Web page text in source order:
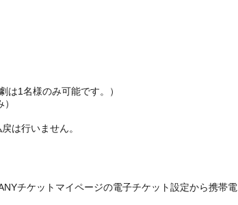
1名様のみ可能です。）
は行いません。
チケットマイページの電子チケット設定から携帯電